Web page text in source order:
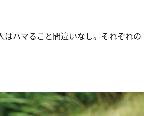
ハマること間違いなし。それぞれの